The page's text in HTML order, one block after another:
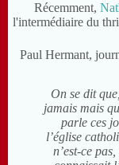
Récemment,
l'intermédiaire du
Paul Hermant,
On se dit
jamais mais
parle ces
l’église
n’est-ce